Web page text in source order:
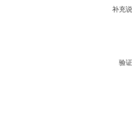
补充
验